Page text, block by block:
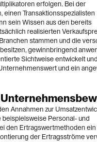
erfolgen. Bei der
einen Transaktionsspezialisten
sein Wissen aus den bereits
realisierten
stammen und die
gewinnbringend
Sichtweise entwickelt
und ein
Annahmen zur
beispielsweise Personal- und
den Ertragswertmethoden
der Ertragsströme